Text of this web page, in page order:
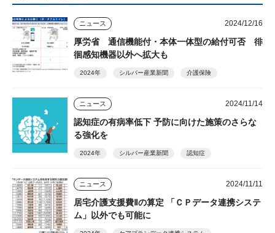
ニュース 2024/12/16
厚労省 通信機能付・本体一体型の給付可否 徘
徊感知機器以外へ拡大も
2024年 シルバー産業新聞 介護保険
ニュース 2024/11/14
認知症の有病率低下 予防に向けた施策のさらな
る強化を
2024年 シルバー産業新聞 認知症
ニュース 2024/11/11
居宅介護支援費Ⅱの算定 「ＣＰデータ連携システ
ム」以外でも可能に